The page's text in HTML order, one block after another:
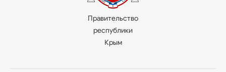
Правительство
республики
Крым